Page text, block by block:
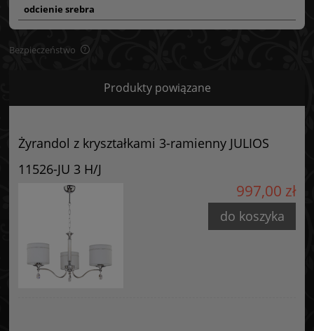
odcienie srebra
Bezpieczeństwo
Certyfikaty i ostrzeżenie bezpieczeństwa
Starzyńskiego 6
42-224 Częstochowa, Polska
info@goldsun-lampy.pl
Produkty powiązane
Żyrandol z kryształkami 3-ramienny JULIOS
11526-JU 3 H/J
997,00 zł
do koszyka